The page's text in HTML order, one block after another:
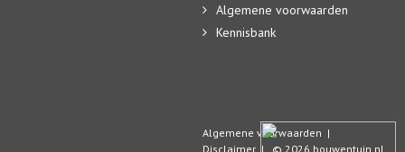
Algemene voorwaarden
Kennisbank
Algemene voorwaarden |
Disclaimer | © 2026 bouwentuin.nl